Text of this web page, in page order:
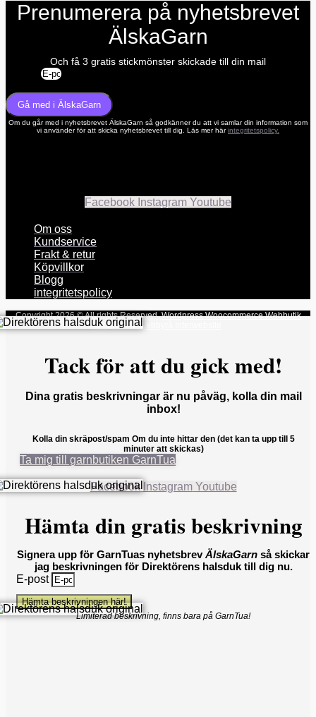
Prenumerera på nyhetsbrevet
ÄlskaGarn
Och få 3 gratis stickmönster skickade till din mail
Gå med i ÄlskaGarn
Om du går med i nyhetsbrevet ÄlskaGarn så godkänner du att vi samlar din information som
vi använder för att skicka nyhetsbrevet till dig. Läs mer härintegritetspolicy.
Facebook Instagram Youtube
Om oss
Kundservice
Frakt & retur
Köpvillkor
Blogg
integritetspolicy
Copyright 2026 © All rights Reserved.Wordpress Woocommerce Webbutik
Skapad Av Webbyrå Interwebsite
Tack för att du gick med!
Dina gratis beskrivningar är nu påväg, kolla din mail
inbox!
Kolla din skräpost/spam Om du inte hittar den (det kan ta upp till 5
minuter att skickas)
Ta mig till garnbutiken GarnTua
Facebook Instagram Youtube
Hämta din gratis beskrivning
Signera upp för GarnTuas nyhetsbrevÄlskaGarn så skickar
jag beskrivningen för Direktörens halsduk till dig nu.
E-post
Hämta beskrivningen här!
Limiterad beskrivning, finns bara på GarnTua!